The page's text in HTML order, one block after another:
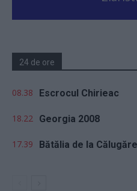
24 de ore
08.38 Escrocul Chirieac
18.22 Georgia 2008
17.39 Bătălia de la